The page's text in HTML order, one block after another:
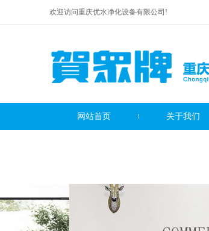
欢迎访问重庆优水净化设备有限公司!
网站首页 关于我们